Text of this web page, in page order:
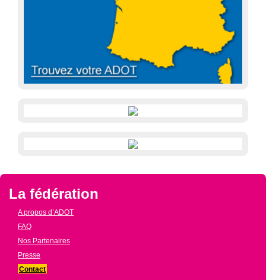
La fédération
A propos d’ADOT
FAQ
Nos Partenaires
Presse
Contact